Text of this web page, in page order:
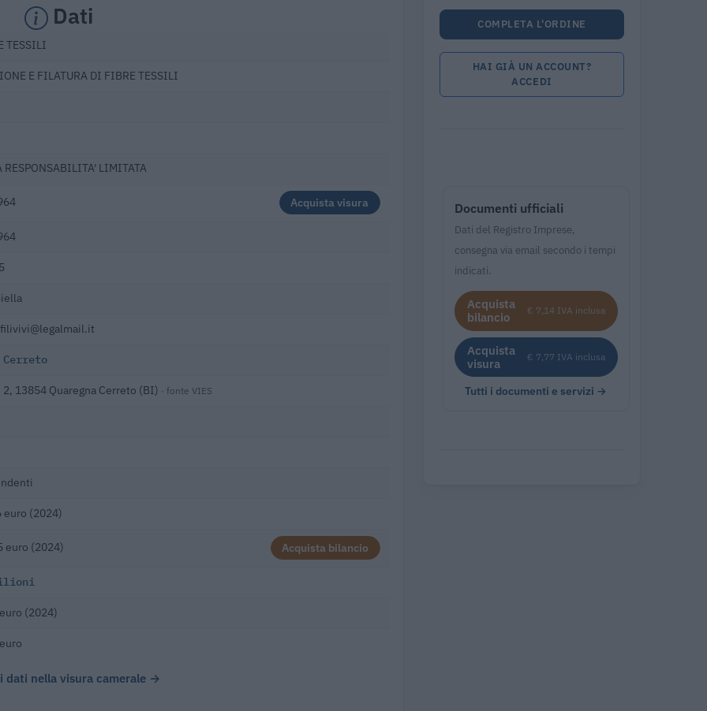
Dati
TESSILI
E FILATURA DI FIBRE TESSILI
RESPONSABILITA' LIMITATA
Acquista visura
Cerreto
13854 Quaregna Cerreto (BI) · fonte VIES
euro (2024)
euro (2024) Acquista bilancio
(2024)
dati nella visura camerale →
COMPLETA L'ORDINE
HAI GIÀ UN ACCOUNT?
ACCEDI
Documenti ufficiali
Dati del Registro Imprese,
consegna via email secondo i tempi
indicati.
Acquista
bilancio
€ 7,14 IVA inclusa
Acquista
visura
€ 7,77 IVA inclusa
Tutti i documenti e servizi →